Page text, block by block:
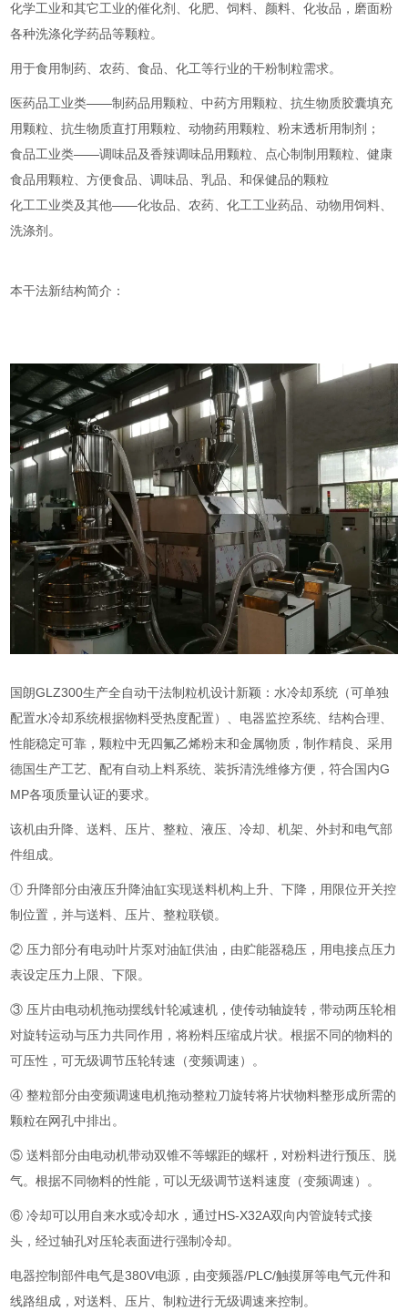
化学工业和其它工业的催化剂、化肥、饲料、颜料、化妆品，磨面粉
各种洗涤化学药品等颗粒。
用于食用制药、农药、食品、化工等行业的干粉制粒需求。
医药品工业类——制药品用颗粒、中药方用颗粒、抗生物质胶囊填充
用颗粒、抗生物质直打用颗粒、动物药用颗粒、粉末透析用制剂；
食品工业类——调味品及香辣调味品用颗粒、点心制制用颗粒、健康
食品用颗粒、方便食品、调味品、乳品、和保健品的颗粒
化工工业类及其他——化妆品、农药、化工工业药品、动物用饲料、
洗涤剂。
本干法新结构简介：
国朗GLZ300生产全自动干法制粒机设计新颖：水冷却系统（可单独
配置水冷却系统根据物料受热度配置）、电器监控系统、结构合理、
性能稳定可靠，颗粒中无四氟乙烯粉末和金属物质，制作精良、采用
德国生产工艺、配有自动上料系统、装拆清洗维修方便，符合国内G
MP各项质量认证的要求。
该机由升降、送料、压片、整粒、液压、冷却、机架、外封和电气部
件组成。
① 升降部分由液压升降油缸实现送料机构上升、下降，用限位开关控
制位置，并与送料、压片、整粒联锁。
② 压力部分有电动叶片泵对油缸供油，由贮能器稳压，用电接点压力
表设定压力上限、下限。
③ 压片由电动机拖动摆线针轮减速机，使传动轴旋转，带动两压轮相
对旋转运动与压力共同作用，将粉料压缩成片状。根据不同的物料的
可压性，可无级调节压轮转速（变频调速）。
④ 整粒部分由变频调速电机拖动整粒刀旋转将片状物料整形成所需的
颗粒在网孔中排出。
⑤送料部分由电动机带动双锥不等螺距的螺杆，对粉料进行预压、脱
气。根据不同物料的性能，可以无级调节送料速度（变频调速）。
⑥ 冷却可以用自来水或冷却水，通过HS-X32A双向内管旋转式接
头，经过轴孔对压轮表面进行强制冷却。
电器控制部件电气是380V电源，由变频器/PLC/触摸屏等电气元件和
线路组成，对送料、压片、制粒进行无级调速来控制。